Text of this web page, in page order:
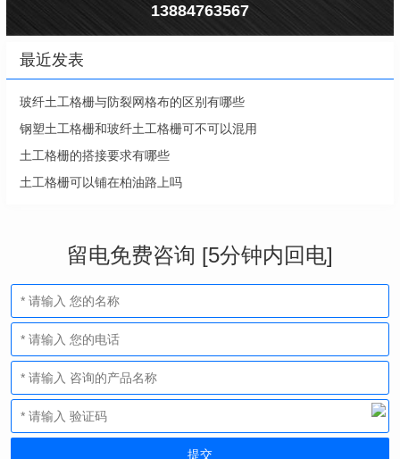
13884763567
最近发表
玻纤土工格栅与防裂网格布的区别有哪些
钢塑土工格栅和玻纤土工格栅可不可以混用
土工格栅的搭接要求有哪些
土工格栅可以铺在柏油路上吗
留电免费咨询 [5分钟内回电]